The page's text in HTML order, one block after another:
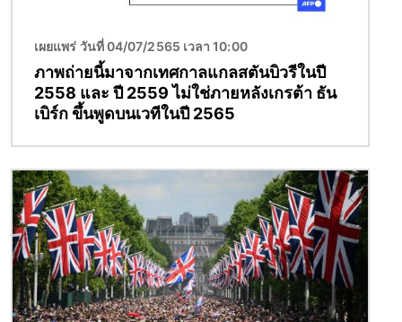
เผยแพร่ วันที่ 04/07/2565 เวลา 10:00
ภาพถ่ายนี้มาจากเทศกาลแกลสตันบิวรีในปี
2558 และ ปี 2559 ไม่ใช่ภายหลังเกรต้า ธัน
เบิร์ก ขึ้นพูดบนเวทีในปี 2565
Image